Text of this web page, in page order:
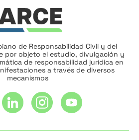
de Responsabilidad Civil y del
por objeto el estudio, divulgación y
de responsabilidad jurídica en
a través de diversos
mecanismos